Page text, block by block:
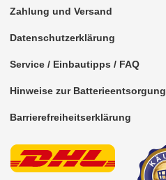
Freisprechadapter
Frequenzweichen
Handyhalterungen
iPod
kabellos Laden
Lautsprecheradapter
Zahlung und Versand
Datenschutzerklärung
Service / Einbautipps / FAQ
Hinweise zur Batterieentsorgung
Barrierefreiheitserklärung